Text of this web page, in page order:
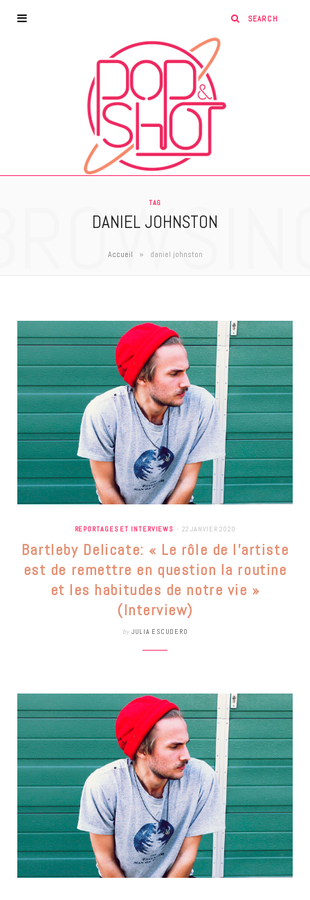
TAG
DANIEL JOHNSTON
Accueil » daniel johnston
REPORTAGES ET INTERVIEWS 22 JANVIER 2020
Bartleby Delicate: « Le rôle de l’artiste
est de remettre en question la routine
et les habitudes de notre vie »
(Interview)
by JULIA ESCUDERO